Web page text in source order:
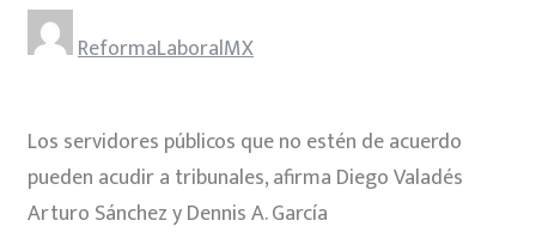
ReformaLaboralMX
Los servidores públicos que no estén de acuerdo
pueden acudir a tribunales, afirma Diego Valadés
Arturo Sánchez y Dennis A. García